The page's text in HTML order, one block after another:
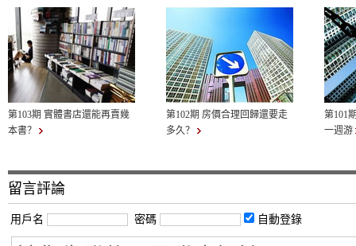
第103期 實體書店還能再賣幾
本書？
第102期 房價合理回歸還要走
多久？
第101
一週游
留言評論
用戶名 密碼 自動登錄